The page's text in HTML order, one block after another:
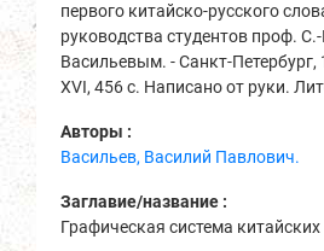
первого китайско-русского
руководства студентов проф.
Васильевым. - Санкт-Петербург,
XVI, 456 с. Написано от руки.
Авторы :
Васильев, Василий Павлович.
Заглавие/название :
Графическая система